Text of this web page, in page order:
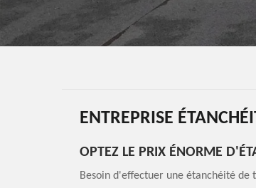
ENTREPRISE
OPTEZ LE PRIX ÉNORME
Besoin d'effectuer une étanchéité de